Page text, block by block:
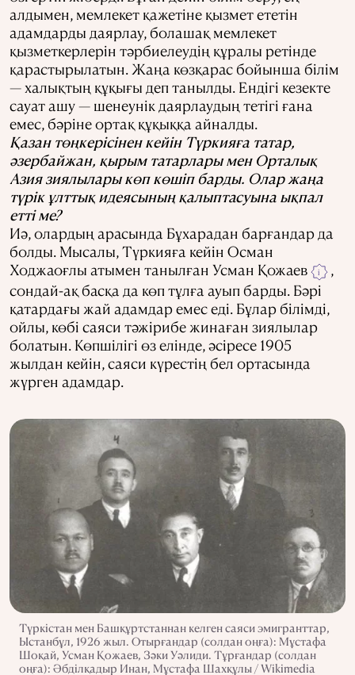
алдымен, мемлекет қажетіне қызмет ететін
адамдарды даярлау, болашақ мемлекет
қызметкерлерін тәрбиелеудің құралы ретінде
қарастырылатын. Жаңа көзқарас бойынша білім
— халықтың құқығы деп танылды. Ендігі кезекте
сауат ашу — шенеунік даярлаудың тетігі ғана
емес, бәріне ортақ құқыққа айналды.
Қазан төңкерісінен кейін Түркияға татар,
әзербайжан, қырым татарлары мен Орталық
Азия зиялылары көп көшіп барды. Олар жаңа
түрік ұлттық идеясының қалыптасуына ықпал
етті ме?
Иә, олардың арасында Бұхарадан барғандар да
болды. Мысалы, Түркияға кейін Осман
Ходжаоғлы атымен танылған Усман Қожаев
i
,
сондай-ақ басқа да көп тұлға ауып барды. Бәрі
қатардағы жай адамдар емес еді. Бұлар білімді,
ойлы, көбі саяси тәжірибе жинаған зиялылар
болатын. Көпшілігі өз елінде, әсіресе 1905
жылдан кейін, саяси күрестің бел ортасында
жүрген адамдар.
Түркістан мен Башқұртстаннан келген саяси эмигранттар,
Ыстанбұл, 1926 жыл. Отырғандар (солдан оңға): Мұстафа
Шоқай, Усман Қожаев, Зәки Уәлиди. Тұрғандар (солдан
оңға): Әбділқадыр Инан, Мұстафа Шахқұлы / Wikimedia